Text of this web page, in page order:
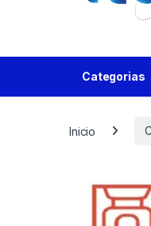
Categorias
Inicio